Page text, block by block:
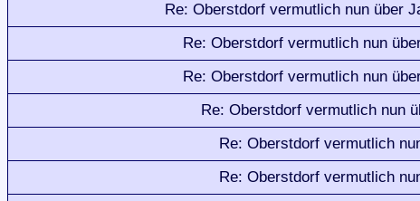
Re: Oberstdorf vermutlich nun über
Re: Oberstdorf vermutlich nun
Re: Oberstdorf vermutlich nun
Re: Oberstdorf vermutlich nun
Re: Oberstdorf vermutlich
Re: Oberstdorf vermutlich